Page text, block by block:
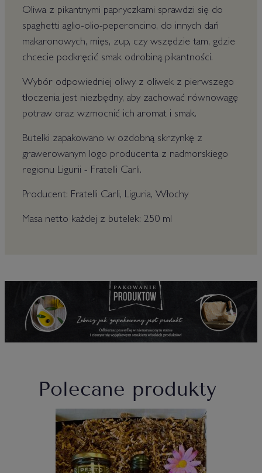
Oliwa z pikantnymi papryczkami sprawdzi się do
spaghetti aglio-olio-peperoncino, do innych dań
makaronowych, mięs, zup, czy wszędzie tam, gdzie
chcecie podkręcić smak odrobiną pikantności.
Wybór odpowiedniej oliwy z oliwek z pierwszego
tłoczenia jest niezbędny, aby zachować równowagę
potraw oraz wzmocnić ich aromat i smak.
Butelki zapakowano w ozdobną skrzynkę z
grawerowanym logo producenta z nadmorskiego
regionu Ligurii - Fratelli Carli.
Producent: Fratelli Carli, Liguria, Włochy
Masa netto każdej z butelek: 250 ml
Polecane produkty